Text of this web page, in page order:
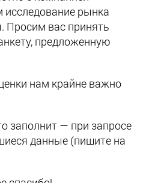
исследование рынка
Просим вас принять
предложенную
нам крайне важно
заполнит — при запросе
данные (пишите на